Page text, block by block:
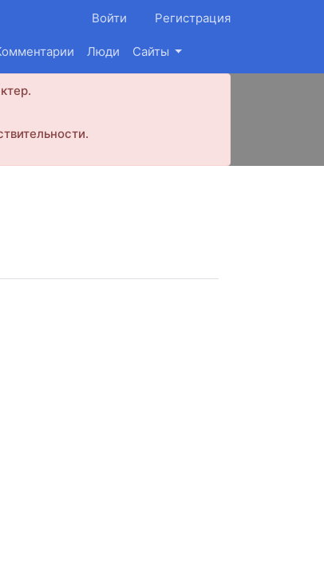
Войти Регистрация
Люди Сайты